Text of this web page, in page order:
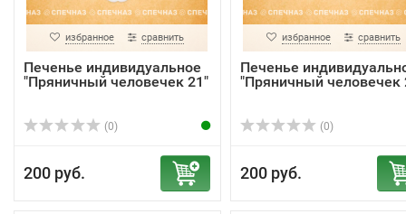
избранное сравнить
Печенье индивидуальное
"Пряничный человечек 21"
(0)
200 руб.
избранное сравнить
Печенье
"Пряничный человечек
(0)
200 руб.